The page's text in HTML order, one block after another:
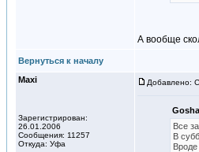
А вообще
Вернуться к началу
Maxi
Зарегистрирован:
26.01.2006
Сообщения: 11257
Откуда: Уфа
Добавлено:
Все
В